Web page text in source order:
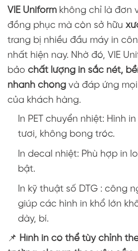
VIE Uniform không chỉ là đơn
đồng phục mà còn sở hữu
trang bị nhiều đầu máy in
nhất hiện nay. Nhờ đó, VIE
bảo chất lượng in sắc nét,
nhanh chóng và đáp ứng
của khách hàng.
In PET chuyển nhiệt: Hình
tươi, không bong tróc.
In decal nhiệt: Phù hợp in
bật.
In kỹ thuật số DTG : công
giúp các hình in khổ lớn
dày, bí.
📌 Hình in có thể tùy chỉnh